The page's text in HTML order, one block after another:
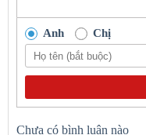
Anh Chị
Chưa có bình luận nào